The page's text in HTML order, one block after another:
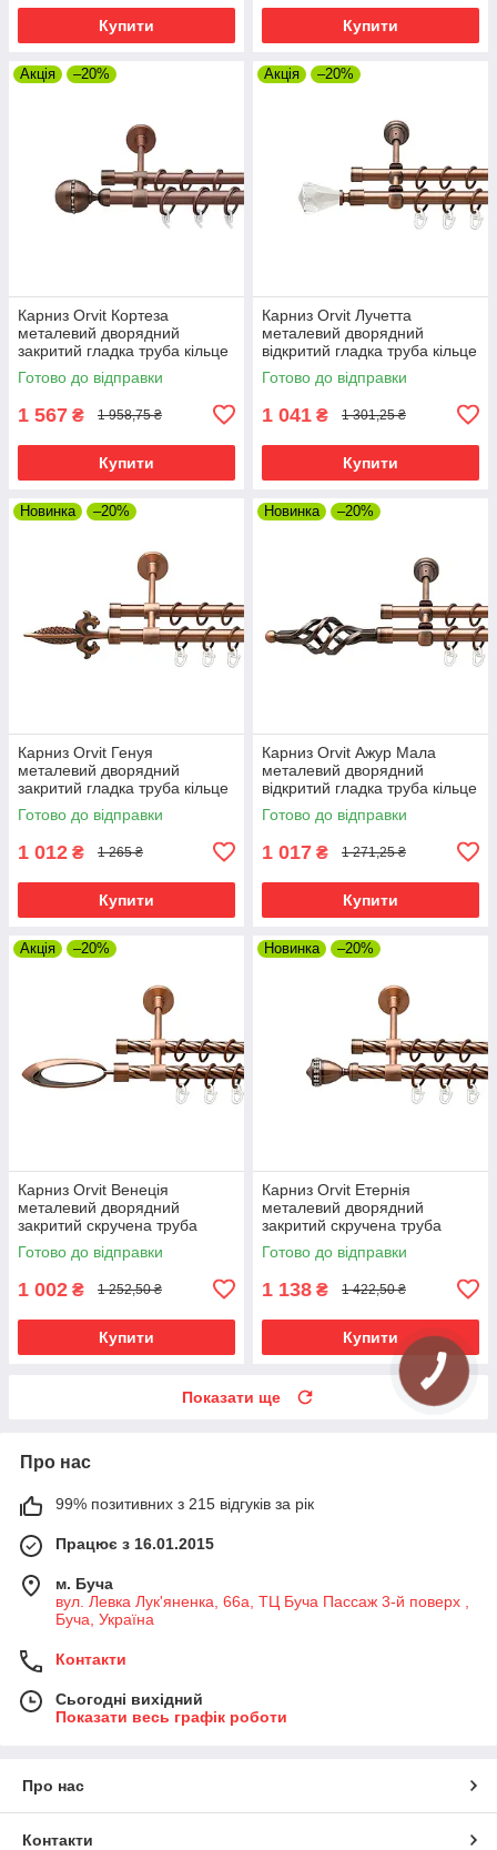
Купити Купити
Акція –20%
Карниз Orvit Кортеза
металевий дворядний
закритий гладка труба кільце
фасонне металеве Мідь
19\16 мм 240 см (6938801)
Готово до відправки
1 567 ₴ 1 958,75 ₴
Купити
Акція –20%
Карниз Orvit Лучетта
металевий дворядний
відкритий гладка труба кільце
металеве Мідь 16\16 мм 240
см (00-00020655)
Готово до відправки
1 041 ₴ 1 301,25 ₴
Купити
Новинка –20%
Карниз Orvit Генуя
металевий дворядний
закритий гладка труба кільце
металеве Мідь 16\16 мм 240
см (00-00019828)
Готово до відправки
1 012 ₴ 1 265 ₴
Купити
Новинка –20%
Карниз Orvit Ажур Мала
металевий дворядний
відкритий гладка труба кільце
металеве Мідь 16\16 мм 240
см (00-00020536)
Готово до відправки
1 017 ₴ 1 271,25 ₴
Купити
Акція –20%
Карниз Orvit Венеція
металевий дворядний
закритий скручена труба
кільце металеве Мідь 16\16
мм 240 см (00-00025273)
Готово до відправки
1 002 ₴ 1 252,50 ₴
Купити
Новинка –20%
Карниз Orvit Етернія
металевий дворядний
закритий скручена труба
кільце металеве Мідь 16\16
мм 240 см (00-00025293)
Готово до відправки
1 138 ₴ 1 422,50 ₴
Купити
Показати ще
Про нас
99% позитивних з 215 відгуків за рік
Працює з 16.01.2015
м. Буча
вул. Левка Лук'яненка, 66а, ТЦ Буча Пассаж 3-й поверх ,
Буча, Україна
Контакти
Сьогодні вихідний
Показати весь графік роботи
Про нас
Контакти